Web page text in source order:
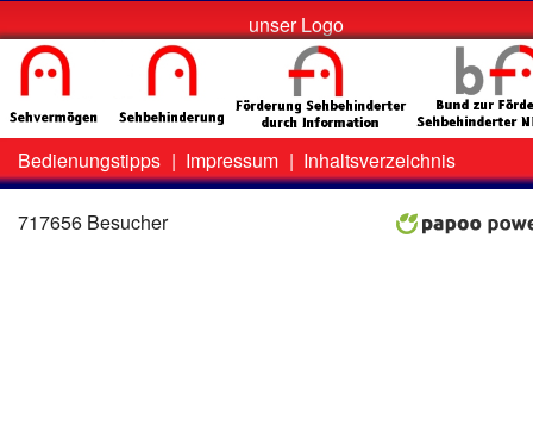
unser Logo
Zweit-
Menü
Bedienungstipps | Impressum | Inhaltsverzeichnis
717656 Besucher